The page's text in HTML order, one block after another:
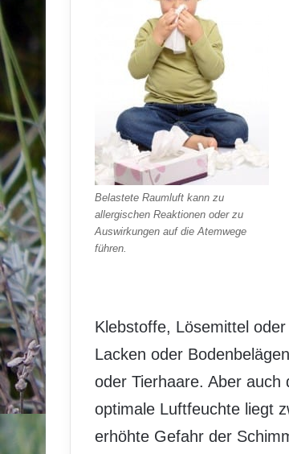
Belastete Raumluft kann zu
allergischen Reaktionen oder zu
Auswirkungen auf die Atemwege
führen.
Klebstoffe, Lösemittel
Lacken oder
oder Tierhaare. Aber
optimale Luftfeuchte liegt
erhöhte Gefahr der